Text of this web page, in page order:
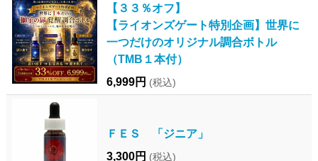
【３３％オフ】
【ライオンズゲート特別企画】世界に
一つだけのオリジナル調合ボトル
（TMB１本付）
6,999円 (税込)
ＦＥＳ 「ジニア」
3,300円 (税込)